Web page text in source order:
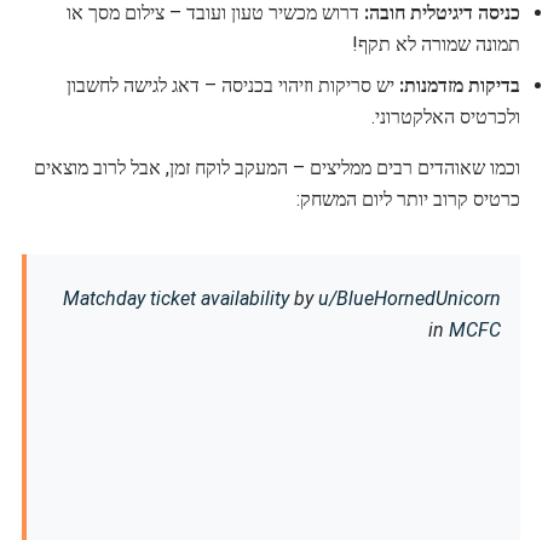
כניסה דיגיטלית חובה: דרוש מכשיר טעון ועובד – צילום מסך או
תמונה שמורה לא תקף!
בדיקות מזדמנות: יש סריקות וזיהוי בכניסה – דאג לגישה לחשבון
ולכרטיס האלקטרוני.
וכמו שאוהדים רבים ממליצים – המעקב לוקח זמן, אבל לרוב מוצאים
כרטיס קרוב יותר ליום המשחק:
Matchday ticket availabilitybyu/BlueHornedUnicorn
in MCFC